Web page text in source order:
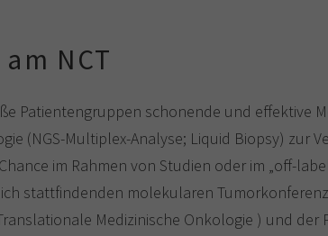
NCT
Patientengruppen schonende und effektive
(NGS-Multiplex-Analyse; Liquid Biopsy) zur
im Rahmen von Studien oder im „off-
stattfindenden molekularen
Medizinische Onkologie ) und